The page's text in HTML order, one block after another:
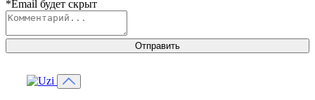
*Email будет скрыт
Отправить